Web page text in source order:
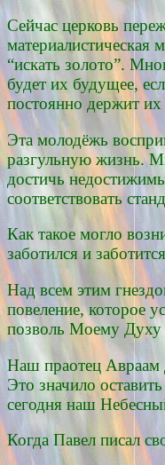
Сейчас церковь
материалистическая
“искать золото”.
будет их будущее,
постоянно держит их
Эта молодёжь
разгульную жизнь.
достичь
соответствовать
Как такое могло
заботился и
Над всем этим
повеление, которое
позволь Моему Духу
Наш праотец Авраам
Это значило
сегодня наш
Когда Павел писал